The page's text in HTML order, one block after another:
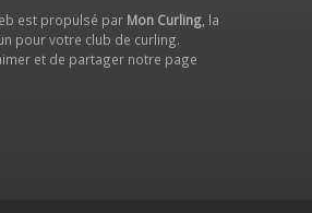
est propulsé par Mon Curling, la
pour votre club de curling.
et de partager notre page